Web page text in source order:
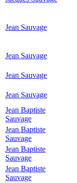
Jean Sauvage
Jean Sauvage
Jean Sauvage
Jean Sauvage
Jean Baptiste
Sauvage
Jean Baptiste
Sauvage
Jean Baptiste
Sauvage
Jean Baptiste
Sauvage